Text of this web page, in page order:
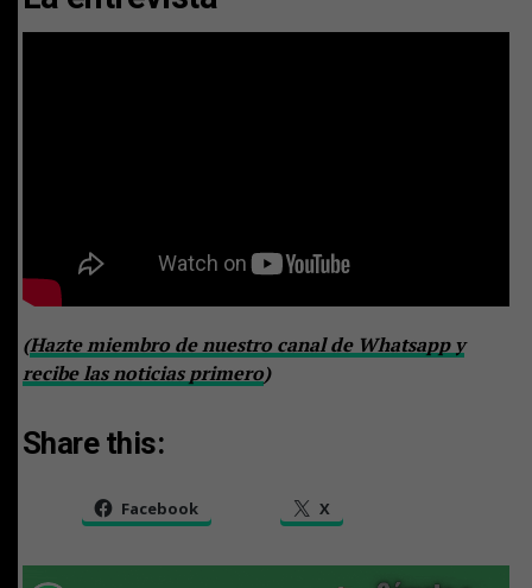
(Hazte miembro de nuestro canal de Whatsapp y
recibe las noticias primero)
Share this:
Facebook X